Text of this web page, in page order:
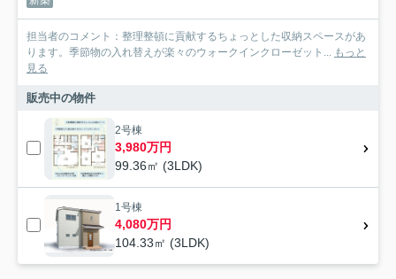
担当者のコメント：整理整頓に貢献するちょっとした収納スペースがあ
ります。季節物の入れ替えが楽々のウォークインクローゼット...
もっと
見る
販売中の物件
2号棟
3,980万円
99.36㎡ (3LDK)
1号棟
4,080万円
104.33㎡ (3LDK)